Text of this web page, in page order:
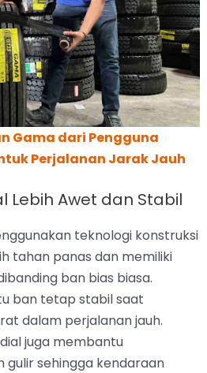
Gama dari Pengguna
Perjalanan Jarak Jauh
Lebih Awet dan Stabil
teknologi konstruksi
tahan panas dan memiliki
ban bias biasa.
ban tetap stabil saat
dalam perjalanan jauh.
juga membantu
sehingga kendaraan